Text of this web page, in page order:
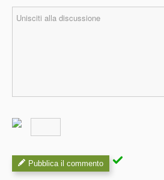
Pubblica il commento